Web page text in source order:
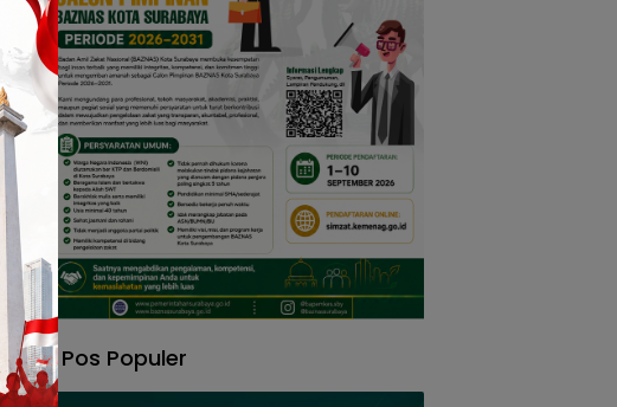
Pos Populer